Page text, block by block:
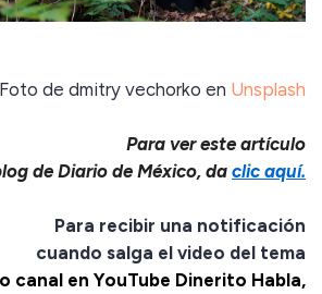
Foto de dmitry vechorko en Unsplash
Para ver este artículo
de Diario de México, da clic aquí.
Para recibir una notificación
cuando salga el video del tema
canal en YouTube Dinerito Habla,